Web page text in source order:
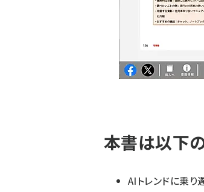
本書は以下
AIトレンドに乗